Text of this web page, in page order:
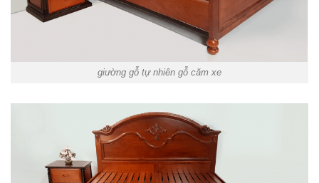
giường gỗ tự nhiên gỗ căm xe